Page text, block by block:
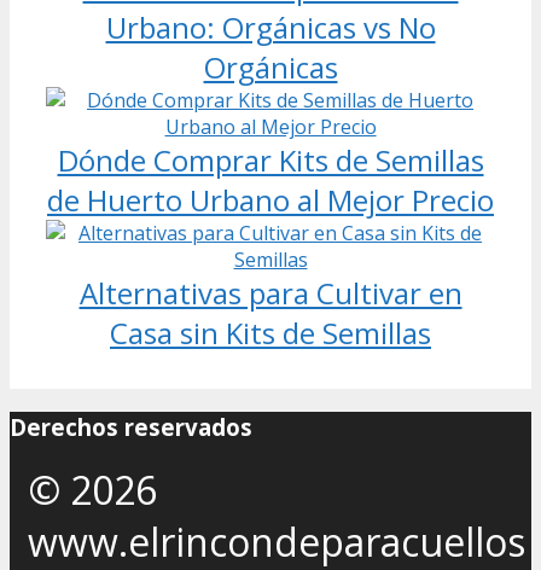
Urbano: Orgánicas vs No
Orgánicas
Dónde Comprar Kits de Semillas
de Huerto Urbano al Mejor Precio
Alternativas para Cultivar en
Casa sin Kits de Semillas
Derechos reservados
© 2026
www.elrincondeparacuellos